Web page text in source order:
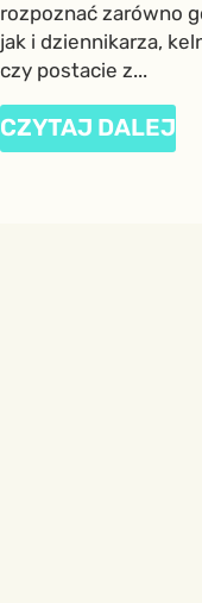
rozpoznać zarówno
jak i dziennikarza,
czy postacie z...
CZYTAJ DALEJ